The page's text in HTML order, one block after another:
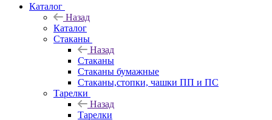
Каталог
Назад
Каталог
Стаканы
Назад
Стаканы
Стаканы бумажные
Стаканы,стопки, чашки ПП и ПС
Тарелки
Назад
Тарелки